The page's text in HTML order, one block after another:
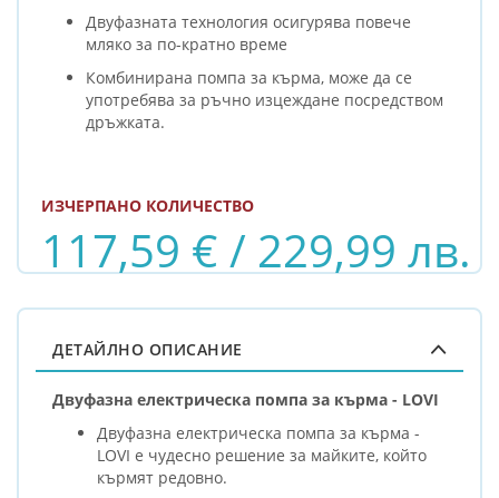
Двуфазната технология осигурява повече
мляко за по-кратно време
Комбинирана помпа за кърма, може да се
употребява за ръчно изцеждане посредством
дръжката.
117,59 € / 229,99 лв.
ИЗЧЕРПАНО КОЛИЧЕСТВО
ДЕТАЙЛНО ОПИСАНИЕ
Двуфазна електрическа помпа за кърма - LOVI
Двуфазна електрическа помпа за кърма -
LOVI e чудесно решение за майките, който
кърмят редовно.